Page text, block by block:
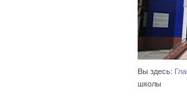
Вы здесь:
школы